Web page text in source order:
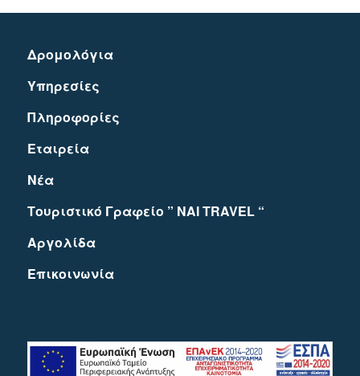
Δρομολόγια
Υπηρεσίες
Πληροφορίες
Εταιρεία
Νέα
Τουριστικό Γραφείο ” NAI TRAVEL “
Αργολίδα
Eπικοινωνία